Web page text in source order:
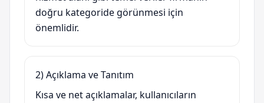
doğru kategoride görünmesi için
önemlidir.
2) Açıklama ve Tanıtım
Kısa ve net açıklamalar, kullanıcıların